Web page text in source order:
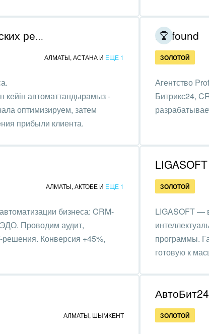
Красота, фитнес, спорт
PR, маркетинг, реклама,
АПК и пищевая
Выставки, семинары,
конференции
Горнодобывающая отрасль
мемориальных комплексов
Инвестиционный бизнес
Интерьер, дизайн, декор
Консалтинговые и
Лаборатория управленческих решений
АЛМАТЫ, АСТАНА И ЕЩЕ 1
автоматтандырамыз -
оптимизируем, затем
прибыли клиента.
Profound
ЗОЛОТОЙ
Агентство
Битрикс24,
АЛМАТЫ, АКТОБЕ И ЕЩЕ 1
бизнеса: CRM-
Проводим аудит,
Конверсия +45%,
LIGASOFT
ЗОЛОТОЙ
LIGASOFT —
программы.
готовую к
АЛМАТЫ, ШЫМКЕНТ
АвтоБит24
ЗОЛОТОЙ